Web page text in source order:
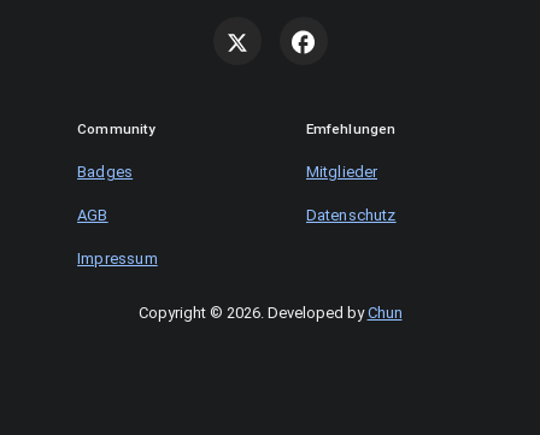
Community Emfehlungen
Badges Mitglieder
AGB Datenschutz
Impressum
Copyright © 2026. Developed byChun